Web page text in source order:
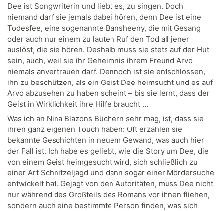
Dee ist Songwriterin und liebt es, zu singen. Doch
niemand darf sie jemals dabei hören, denn Dee ist eine
Todesfee, eine sogenannte Bansheeny, die mit Gesang
oder auch nur einem zu lauten Ruf den Tod all jener
auslöst, die sie hören. Deshalb muss sie stets auf der Hut
sein, auch, weil sie ihr Geheimnis ihrem Freund Arvo
niemals anvertrauen darf. Dennoch ist sie entschlossen,
ihn zu beschützen, als ein Geist Dee heimsucht und es auf
Arvo abzusehen zu haben scheint – bis sie lernt, dass der
Geist in Wirklichkeit ihre Hilfe braucht …
Was ich an Nina Blazons Büchern sehr mag, ist, dass sie
ihren ganz eigenen Touch haben: Oft erzählen sie
bekannte Geschichten in neuem Gewand, was auch hier
der Fall ist. Ich habe es geliebt, wie die Story um Dee, die
von einem Geist heimgesucht wird, sich schließlich zu
einer Art Schnitzeljagd und dann sogar einer Mördersuche
entwickelt hat. Gejagt von den Autoritäten, muss Dee nicht
nur während des Großteils des Romans vor ihnen fliehen,
sondern auch eine bestimmte Person finden, was sich